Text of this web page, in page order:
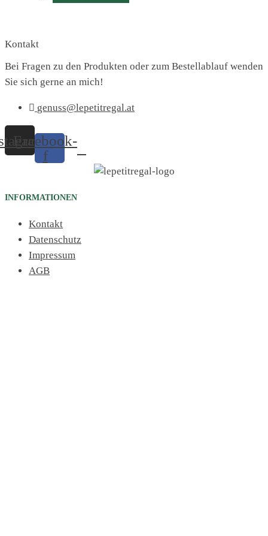
Kontakt
Bei Fragen zu den Produkten oder zum Bestellablauf wenden
Sie sich gerne an mich!
genuss@lepetitregal.at
Facebook-
f
INFORMATIONEN
Kontakt
Datenschutz
Impressum
AGB